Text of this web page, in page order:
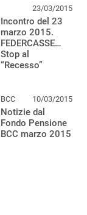
23/03/2015
Incontro del 23
marzo 2015.
FEDERCASSE…
Stop al
“Recesso”
BCC 10/03/2015
Notizie dal
Fondo Pensione
BCC marzo 2015